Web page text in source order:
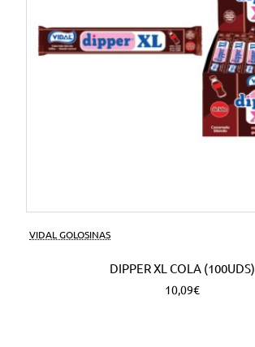
VIDAL GOLOSINAS
DIPPER XL COLA (100UDS)
10,09€